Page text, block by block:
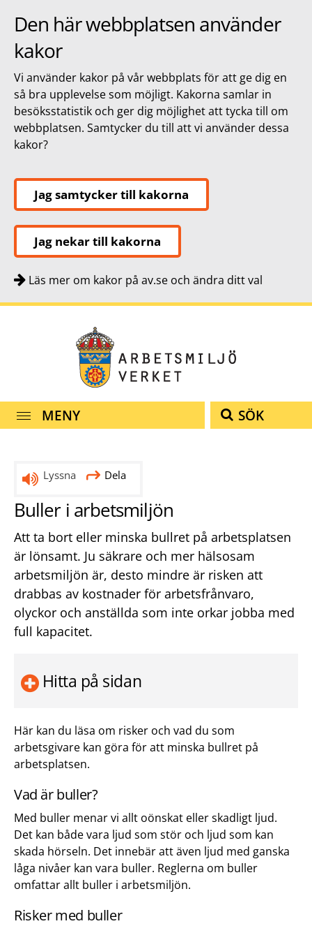
Den här webbplatsen använder
kakor
Vi använder kakor på vår webbplats för att ge dig en
så bra upplevelse som möjligt. Kakorna samlar in
besöksstatistik och ger dig möjlighet att tycka till om
webbplatsen. Samtycker du till att vi använder dessa
kakor?
Jag samtycker till kakorna
Jag nekar till kakorna
Läs mer om kakor på av.se och ändra ditt val
MENY SÖK
Lyssna Dela
Buller i arbetsmiljön
Att ta bort eller minska bullret på arbetsplatsen
är lönsamt. Ju säkrare och mer hälsosam
arbetsmiljön är, desto mindre är risken att
drabbas av kostnader för arbetsfrånvaro,
olyckor och anställda som inte orkar jobba med
full kapacitet.
Hitta på sidan
Här kan du läsa om risker och vad du som
arbetsgivare kan göra för att minska bullret på
arbetsplatsen.
Vad är buller?
Med buller menar vi allt oönskat eller skadligt ljud.
Det kan både vara ljud som stör och ljud som kan
skada hörseln. Det innebär att även ljud med ganska
låga nivåer kan vara buller. Reglerna om buller
omfattar allt buller i arbetsmiljön.
Risker med buller